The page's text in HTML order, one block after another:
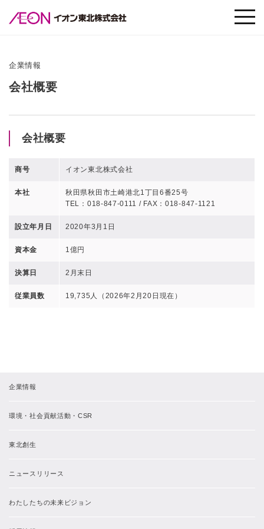
企業情報
会社概要
会社概要
商号 イオン東北株式会社
本社
秋田県秋田市土崎港北1丁目6番25号
TEL：018-847-0111 / FAX：018-847-1121
設立年月日 2020年3月1日
資本金 1億円
決算日 2月末日
従業員数 19,735人（2026年2月20日現在）
企業情報
環境・社会貢献活動・CSR
東北創生
ニュースリリース
わたしたちの未来ビジョン